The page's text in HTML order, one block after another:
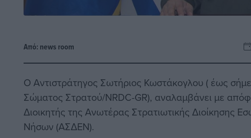
Από: news room
Ο Αντιστράτηγος Σωτήριος Κωστάκογλου ( έως
Σώματος Στρατού/NRDC-GR), αναλαμβάνει με
Διοικητής της Ανωτέρας Στρατιωτικής Διοίκησης
Νήσων (ΑΣΔΕΝ).